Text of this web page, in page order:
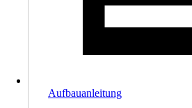
Aufbauanleitung